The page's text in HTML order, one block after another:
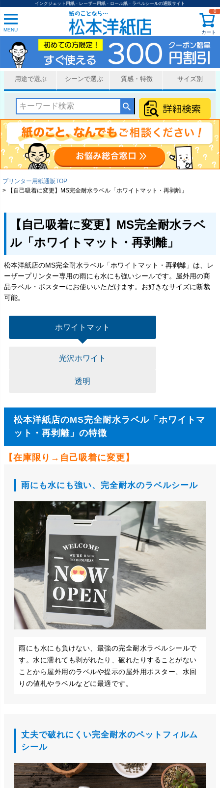
インクジェット用紙・レーザー用紙・ロール紙・ラベルシールの通販サイト
MENU カート
0
用途で選ぶ シーンで選ぶ 質感・特徴 サイズ別
プリンター用紙通販TOP
【自己吸着に変更】MS完全耐水ラベル「ホワイトマット・再剥離」
【自己吸着に変更】MS完全耐水ラベ
ル「ホワイトマット・再剥離」
松本洋紙店のMS完全耐水ラベル「ホワイトマット・再剥離」は、レ
ーザープリンター専用の雨にも水にも強いシールです。屋外用の商
品ラベル・ポスターにお使いいただけます。お好きなサイズに断裁
可能。
ホワイトマット
光沢ホワイト
透明
松本洋紙店のMS完全耐水ラベル「ホワイトマ
ット・再剥離」の特徴
【在庫限り→自己吸着に変更】
雨にも水にも強い、完全耐水のラベルシール
雨にも水にも負けない、最強の完全耐水ラベルシールで
す。水に濡れても剥がれたり、破れたりすることがない
ことから屋外用のラベルや提示の屋外用ポスター、水回
りの値札やラベルなどに最適です。
丈夫で破れにくい完全耐水のペットフィルム
シール